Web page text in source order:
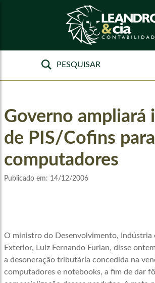
Governo ampliará
de PIS/Cofins para
computadores
Publicado em: 14/12/2006
O ministro do Desenvolvimento, Indústria
Exterior, Luiz Fernando Furlan, disse
a desoneração tributária concedida na
computadores e notebooks, a fim de dar